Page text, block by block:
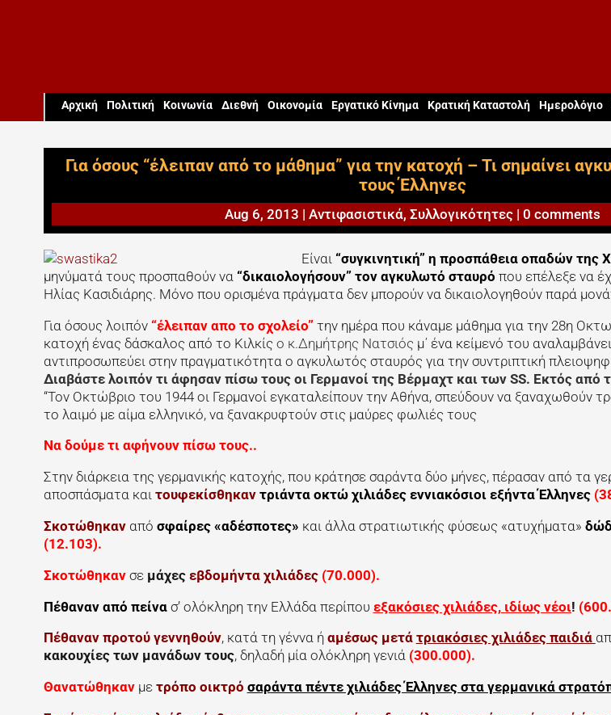
Aρχική Πολιτική Κοινωνία Διεθνή Οικονομία Εργατικό Κίνημα Κρατική Καταστολή Ημερολόγιο
Για όσους “έλειπαν από το μάθημα” για την κατοχή – Τι σημαίνει
τους Έλληνες
Aug 6, 2013 |Αντιφασιστικά,Συλλογικότητες |0 comments
Είναι “συγκινητική” η προσπάθεια οπαδών της
μηνύματά τους προσπαθούν να “δικαιολογήσουν” τον αγκυλωτό σταυρό που επέλεξε να
Ηλίας Κασιδιάρης. Μόνο που ορισμένα πράγματα δεν μπορούν να δικαιολογηθούν παρά
Για όσους λοιπόν “έλειπαν απο το σχολείο” την ημέρα που κάναμε μάθημα για την 28η
κατοχή ένας δάσκαλος από το Κιλκίς ο κ.Δημήτρης Νατσιός μ΄ ένα κείμενό του
αντιπροσωπεύει στην πραγματικότητα ο αγκυλωτός σταυρός για την συντριπτική
Διαβάστε λοιπόν τι άφησαν πίσω τους οι Γερμανοί της Βέρμαχτ και των SS. Εκτός από
“Τον Οκτώβριο του 1944 οι Γερμανοί εγκαταλείπουν την Αθήνα, σπεύδουν να ξαναχωθούν
το λαιμό με αίμα ελληνικό, να ξανακρυφτούν στις μαύρες φωλιές τους
Να δούμε τι αφήνουν πίσω τους..
Στην διάρκεια της γερμανικής κατοχής, που κράτησε σαράντα δύο μήνες, πέρασαν από τα
αποσπάσματα και τουφεκίσθηκαν τριάντα οκτώ χιλιάδες εννιακόσιοι εξήντα Έλληνες
Σκοτώθηκαν από σφαίρες «αδέσποτες» και άλλα στρατιωτικής φύσεως «ατυχήματα»
(12.103).
Σκοτώθηκανσε μάχες εβδομήντα χιλιάδες(70.000).
Πέθαναν από πείνα σ’ ολόκληρη την Ελλάδα περίπου εξακόσιες χιλιάδες, ιδίως νέοι!
Πέθαναν προτού γεννηθούν, κατά τη γέννα ή αμέσως μετά τριακόσιες χιλιάδες παιδιά
κακουχίες των μανάδων τους, δηλαδή μία ολόκληρη γενιά(300.000).
Θανατώθηκανμετρόπο οικτρό σαράντα πέντε χιλιάδες Έλληνες στα γερμανικά